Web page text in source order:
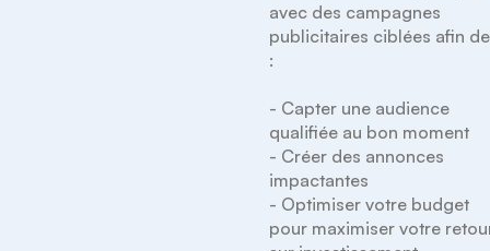
avec des campagnes
publicitaires ciblées afin de
:
- Capter une audience
qualifiée au bon moment
- Créer des annonces
impactantes
- Optimiser votre budget
pour maximiser votre